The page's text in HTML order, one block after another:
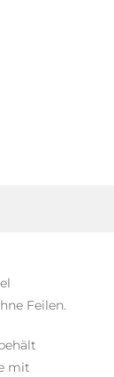
Feilen.
mit